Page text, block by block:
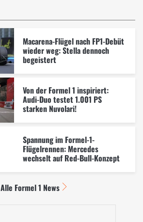
Macarena-Flügel nach FP1-Debüt
wieder weg: Stella dennoch
begeistert
Von der Formel 1 inspiriert:
Audi-Duo testet 1.001 PS
starken Nuvolari!
Spannung im Formel-1-
Flügelrennen: Mercedes
wechselt auf Red-Bull-Konzept
Alle Formel 1 News